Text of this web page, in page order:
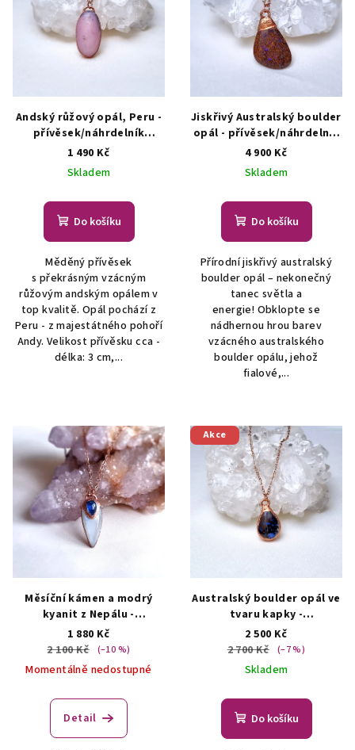
Andský růžový opál, Peru -
přívěsek/náhrdelník
AUTORSKÁ TVORBA ŠPERKŮ
Z MINERÁLŮ
1 490 Kč
Skladem
Do košíku
Měděný přívěsek
s překrásným vzácným
růžovým andským opálem v
top kvalitě. Opál pochází z
Peru - z majestátného pohoří
Andy. Velikost přívěsku cca -
délka: 3 cm,...
Jiskřivý Australský boulder
opál - přívěsek/náhrdelník
ŠPERKY S PŘÍRODNÍMI
KRYSTALY
4 900 Kč
Skladem
Do košíku
Přírodní jiskřivý australský
boulder opál – nekonečný
tanec světla a
energie! Obklopte se
nádhernou hrou barev
vzácného australského
boulder opálu, jehož
fialové,...
Měsíční kámen a modrý
kyanit z Nepálu -
přívěsek/náhrdelník
AUTORSKÁ TVORBA ŠPERKŮ
Z MINERÁLŮ
1 880 Kč
2 100 Kč
(–10 %)
Momentálně nedostupné
Detail
Akce
Australský boulder opál ve
tvaru kapky -
přívěsek/náhrdelník
ŠPERKY S PŘÍRODNÍMI
KRYSTALY
2 500 Kč
2 700 Kč (–7 %)
Skladem
Do košíku